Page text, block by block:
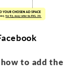
how to add the